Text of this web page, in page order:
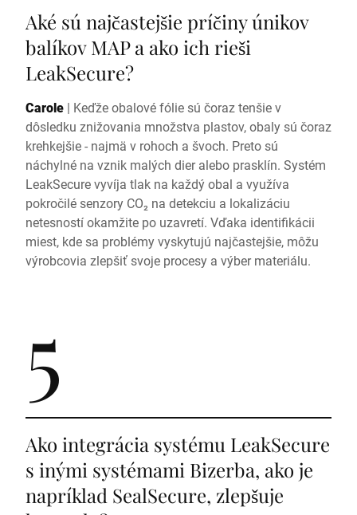
Aké sú najčastejšie príčiny únikov
balíkov MAP a ako ich rieši
LeakSecure?
Carole | Keďže obalové fólie sú čoraz tenšie v
dôsledku znižovania množstva plastov, obaly sú čoraz
krehkejšie - najmä v rohoch a švoch. Preto sú
náchylné na vznik malých dier alebo prasklín. Systém
LeakSecure vyvíja tlak na každý obal a využíva
pokročilé senzory CO₂ na detekciu a lokalizáciu
netesností okamžite po uzavretí. Vďaka identifikácii
miest, kde sa problémy vyskytujú najčastejšie, môžu
výrobcovia zlepšiť svoje procesy a výber materiálu.
5
Ako integrácia systému LeakSecure
s inými systémami Bizerba, ako je
napríklad SealSecure, zlepšuje